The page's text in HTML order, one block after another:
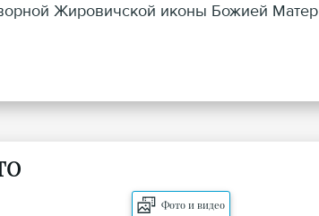
Жировичской иконы Божией
Фото и видео